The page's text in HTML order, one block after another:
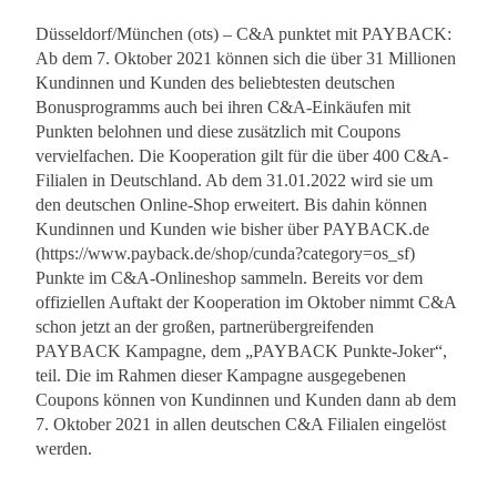
Düsseldorf/München (ots) – C&A punktet mit PAYBACK:
Ab dem 7. Oktober 2021 können sich die über 31 Millionen
Kundinnen und Kunden des beliebtesten deutschen
Bonusprogramms auch bei ihren C&A-Einkäufen mit
Punkten belohnen und diese zusätzlich mit Coupons
vervielfachen. Die Kooperation gilt für die über 400 C&A-
Filialen in Deutschland. Ab dem 31.01.2022 wird sie um
den deutschen Online-Shop erweitert. Bis dahin können
Kundinnen und Kunden wie bisher über PAYBACK.de
(https://www.payback.de/shop/cunda?category=os_sf)
Punkte im C&A-Onlineshop sammeln. Bereits vor dem
offiziellen Auftakt der Kooperation im Oktober nimmt C&A
schon jetzt an der großen, partnerübergreifenden
PAYBACK Kampagne, dem „PAYBACK Punkte-Joker“,
teil. Die im Rahmen dieser Kampagne ausgegebenen
Coupons können von Kundinnen und Kunden dann ab dem
7. Oktober 2021 in allen deutschen C&A Filialen eingelöst
werden.